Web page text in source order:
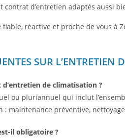
contrat d’entretien adaptés aussi
réactive et proche de vous à
SUR
d’entretien de climatisation ?
ou pluriannuel qui inclut
: maintenance préventive,
il obligatoire ?